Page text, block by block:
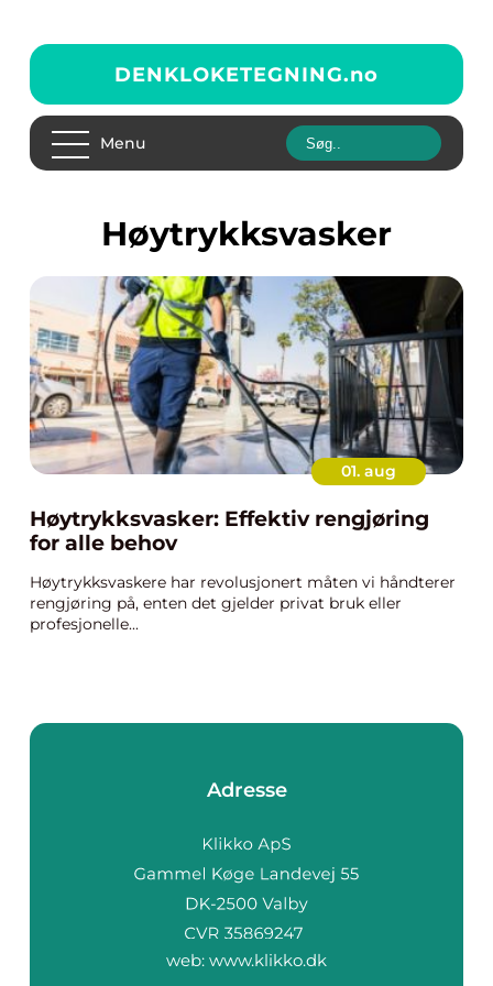
DENKLOKETEGNING.no
Menu
høytrykksvasker
01. aug
Høytrykksvasker: Effektiv rengjøring
for alle behov
Høytrykksvaskere har revolusjonert måten vi håndterer
rengjøring på, enten det gjelder privat bruk eller
profesjonelle...
Adresse
web: www.klikko.dk